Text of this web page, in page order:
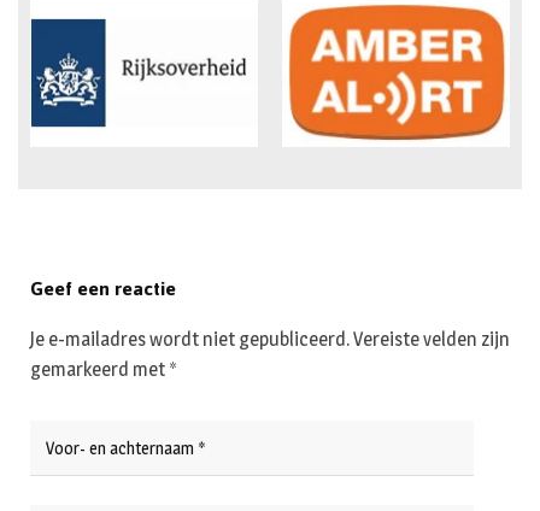
Geef een reactie
Je e-mailadres wordt niet gepubliceerd.Vereiste velden zijn
gemarkeerd met *